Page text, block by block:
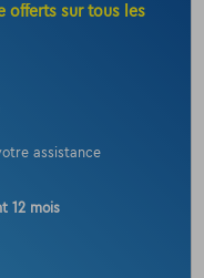
offerts sur tous les
assistance
12 mois